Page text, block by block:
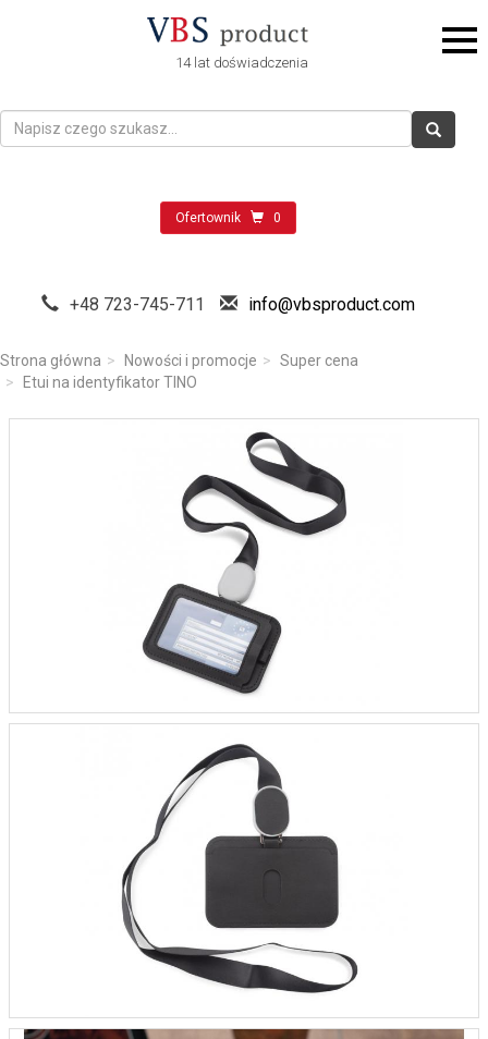
14 lat doświadczenia
Ofertownik 0
+48 723-745-711 info@vbsproduct.com
Strona główna Nowości i promocje
Super cena
Etui na identyfikator TINO